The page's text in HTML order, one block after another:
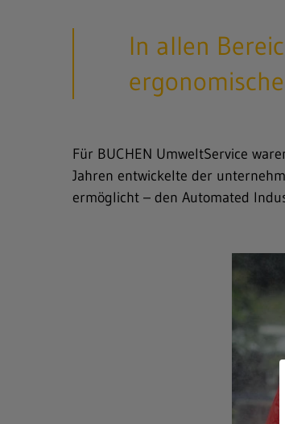
In allen
Für BUCHEN UmweltService
Jahren entwickelte der
ermöglicht – den Automated